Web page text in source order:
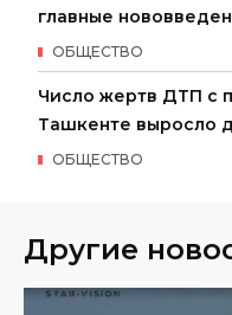
главные
ОБЩЕСТВО
Число жертв ДТП с
Ташкенте выросло
ОБЩЕСТВО
Другие